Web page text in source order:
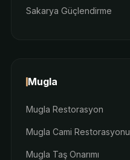
Sakarya Güçlendirme
Mugla
Mugla Restorasyon
Mugla Cami Restorasyonu
Mugla Taş Onarımı